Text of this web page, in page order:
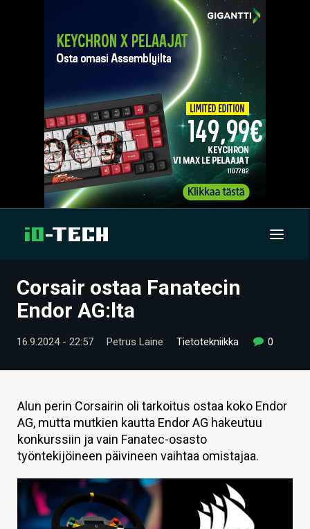
UUTISET
TIETOA
HINTA.FI
VAIHDA TEEMA
Corsair ostaa Fanatecin
Endor AG:lta
16.9.2024 - 22:57 Petrus Laine Tietotekniikka 0
Alun perin Corsairin oli tarkoitus ostaa koko Endor
AG, mutta mutkien kautta Endor AG hakeutuu
konkurssiin ja vain Fanatec-osasto
työntekijöineen päivineen vaihtaa omistajaa.